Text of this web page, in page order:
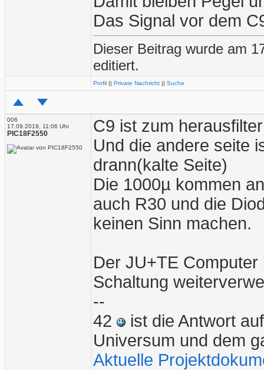
Das Signal vor dem
Dieser Beitrag wurde am
editiert.
Profil || Private Nachricht || Suche
006
17.09.2019, 11:06 Uhr
PIC18F2550
C9 ist zum
Und die andere seite
drann(kalte Seite)
Die 1000µ kommen
auch R30 und die
keinen Sinn machen.
Der JU+TE
Schaltung
--
42
ist die Antwort
Universum und dem
Aktuelle